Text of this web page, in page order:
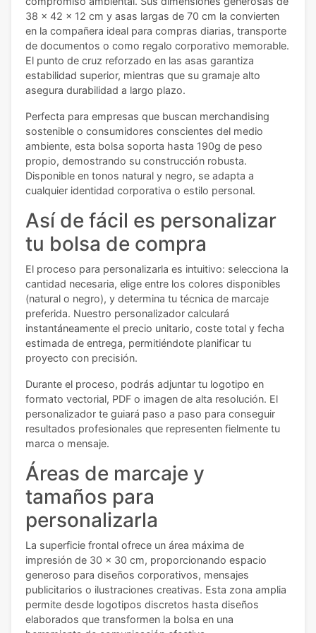
38 x 42 x 12 cm y asas largas de 70 cm la convierten
en la compañera ideal para compras diarias, transporte
de documentos o como regalo corporativo memorable.
El punto de cruz reforzado en las asas garantiza
estabilidad superior, mientras que su gramaje alto
asegura durabilidad a largo plazo.
Perfecta para empresas que buscan merchandising
sostenible o consumidores conscientes del medio
ambiente, esta bolsa soporta hasta 190g de peso
propio, demostrando su construcción robusta.
Disponible en tonos natural y negro, se adapta a
cualquier identidad corporativa o estilo personal.
Así de fácil es personalizar
tu bolsa de compra
El proceso para personalizarla es intuitivo: selecciona la
cantidad necesaria, elige entre los colores disponibles
(natural o negro), y determina tu técnica de marcaje
preferida. Nuestro personalizador calculará
instantáneamente el precio unitario, coste total y fecha
estimada de entrega, permitiéndote planificar tu
proyecto con precisión.
Durante el proceso, podrás adjuntar tu logotipo en
formato vectorial, PDF o imagen de alta resolución. El
personalizador te guiará paso a paso para conseguir
resultados profesionales que representen fielmente tu
marca o mensaje.
Áreas de marcaje y
tamaños para
personalizarla
La superficie frontal ofrece un área máxima de
impresión de 30 x 30 cm, proporcionando espacio
generoso para diseños corporativos, mensajes
publicitarios o ilustraciones creativas. Esta zona amplia
permite desde logotipos discretos hasta diseños
elaborados que transformen la bolsa en una